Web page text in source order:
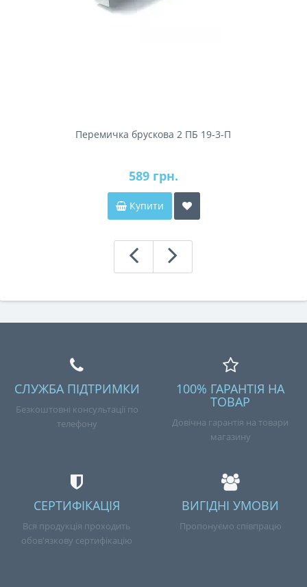
Перемичка брускова 2 ПБ 19-3-П
589 грн.
Купити
СЛУЖБА ПІДТРИМКИ
Безкоштовні консультації по
телефону
100% ГАРАНТІЯ НА
ТОВАР
Довічна гарантія на товари
магазину
СЕРТИФІКАЦІЯ
Вся продукція проходить
обов'язкову сертифікацію
ВИГІДНІ УМОВИ
Пропонуємо співпрацю